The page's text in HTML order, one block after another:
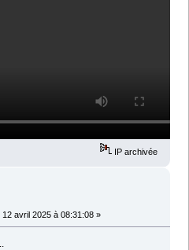
IP archivée
12 avril 2025 à 08:31:08 »